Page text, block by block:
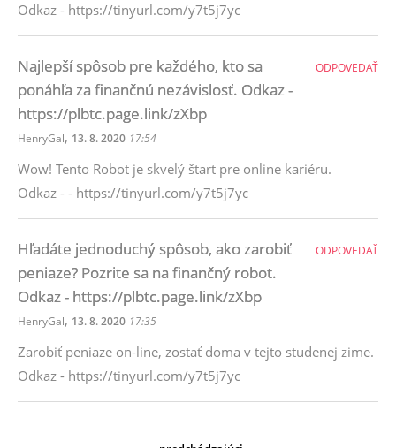
Odkaz - https://tinyurl.com/y7t5j7yc
Najlepší spôsob pre každého, kto sa
ponáhľa za finančnú nezávislosť. Odkaz -
https://plbtc.page.link/zXbp
HenryGal, 13. 8. 2020 17:54
Wow! Tento Robot je skvelý štart pre online kariéru.
Odkaz - - https://tinyurl.com/y7t5j7yc
ODPOVEDAŤ
Hľadáte jednoduchý spôsob, ako zarobiť
peniaze? Pozrite sa na finančný robot.
Odkaz - https://plbtc.page.link/zXbp
HenryGal, 13. 8. 2020 17:35
Zarobiť peniaze on-line, zostať doma v tejto studenej zime.
Odkaz - https://tinyurl.com/y7t5j7yc
ODPOVEDAŤ